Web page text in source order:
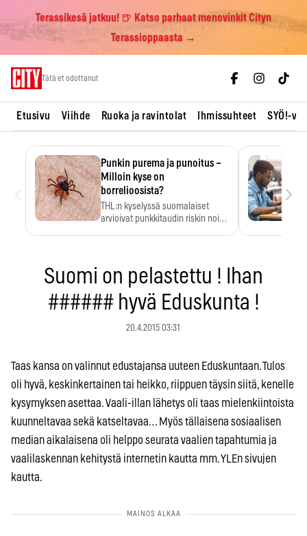
Terassikesä jatkuu! 🍺 Katso parhaat menovinkit Cityn
Terassioppaasta →
Tätä et odottanut
Etusivu Viihde Ruoka ja ravintolat Ihmissuhteet SYÖ!-
Punkin purema ja punoitus –
Milloin kyse on
borrelioosista?
THL:n kyselyssä suomalaiset
arvioivat punkkitaudin riskin noin
›
Suomi on pelastettu ! Ihan
###### hyvä Eduskunta !
20.4.2015 03:31
Taas kansa on valinnut edustajansa uuteen Eduskuntaan. Tulos
oli hyvä, keskinkertainen tai heikko, riippuen täysin siitä, kenelle
kysymyksen asettaa. Vaali-illan lähetys oli taas mielenkiintoista
kuunneltavaa sekä katseltavaa… Myös tällaisena sosiaalisen
median aikalaisena oli helppo seurata vaalien tapahtumia ja
vaalilaskennan kehitystä internetin kautta mm. YLEn sivujen
kautta.